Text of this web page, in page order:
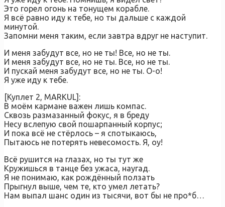
Это горел огонь на тонущем корабле.
Я всё равно иду к тебе, но ты дальше с каждой
минутой.
Запомни меня таким, если завтра вдруг не наступит.
И меня забудут все, но не ты! Все, но не ты.
И меня забудут все, но не ты. Все, но не ты.
И пускай меня забудут все, но не ты. О-о!
Я уже иду к тебе.
[Куплет 2, MARKUL]:
В моём кармане важен лишь компас.
Сквозь размазанный фокус, я в бреду
Несу вслепую свой пошарпанный корпус;
И пока всё не стёрлось – я спотыкаюсь,
Пытаюсь не потерять невесомость. Я, оу!
Всё рушится на глазах, но ты тут же
Кружишься в танце без ужаса, наугад.
Я не понимаю, как рождённый ползать
Прыгнул выше, чем те, кто умел летать?
Нам выпал шанс один из тысячи, вот бы не про*б…